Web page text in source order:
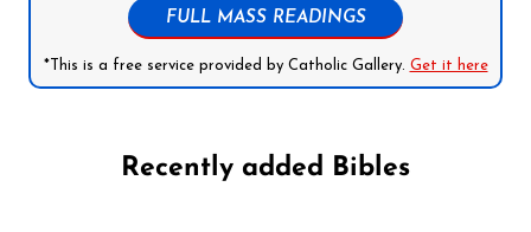
FULL MASS READINGS
*This is a free service provided by Catholic Gallery. Get it here
Recently added Bibles